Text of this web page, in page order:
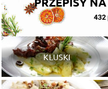
432
KLUSKI